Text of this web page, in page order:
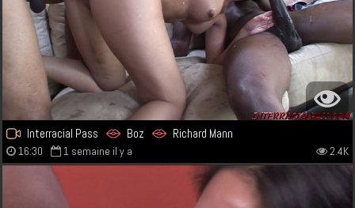
Interracial Pass Boz Richard Mann
16:30 1 semaine il y a 2.4K